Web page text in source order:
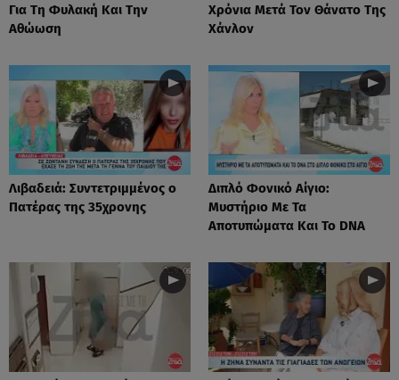
Για Τη Φυλακή Και Την
Αθώωση
Χρόνια Μετά Τον Θάνατο Της
Χάνλον
Λιβαδειά: Συντετριμμένος ο
Πατέρας της 35χρονης
Διπλό Φονικό Αίγιο:
Μυστήριο Με Τα
Αποτυπώματα Και Το DNA